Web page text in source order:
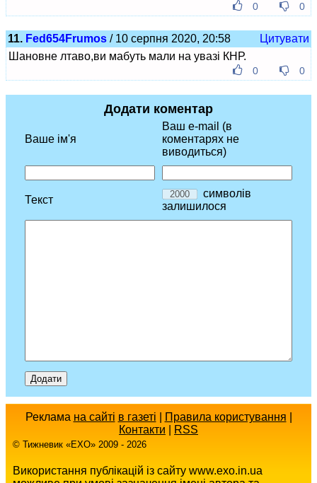
0 0
11. Fed654Frumos / 10 серпня 2020, 20:58
Цитувати
Шановне лтаво,ви мабуть мали на увазі КНР.
0 0
Додати коментар
Ваше ім'я
Ваш e-mail (в
коментарях не
виводиться)
Текст
символів
залишилося
Реклама на сайті в газеті Правила користування
Контакти
RSS
© Тижневик «EХO» 2009 - 2026
Використання публікацій із сайту www.exo.in.ua